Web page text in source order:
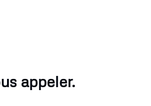
appeler.